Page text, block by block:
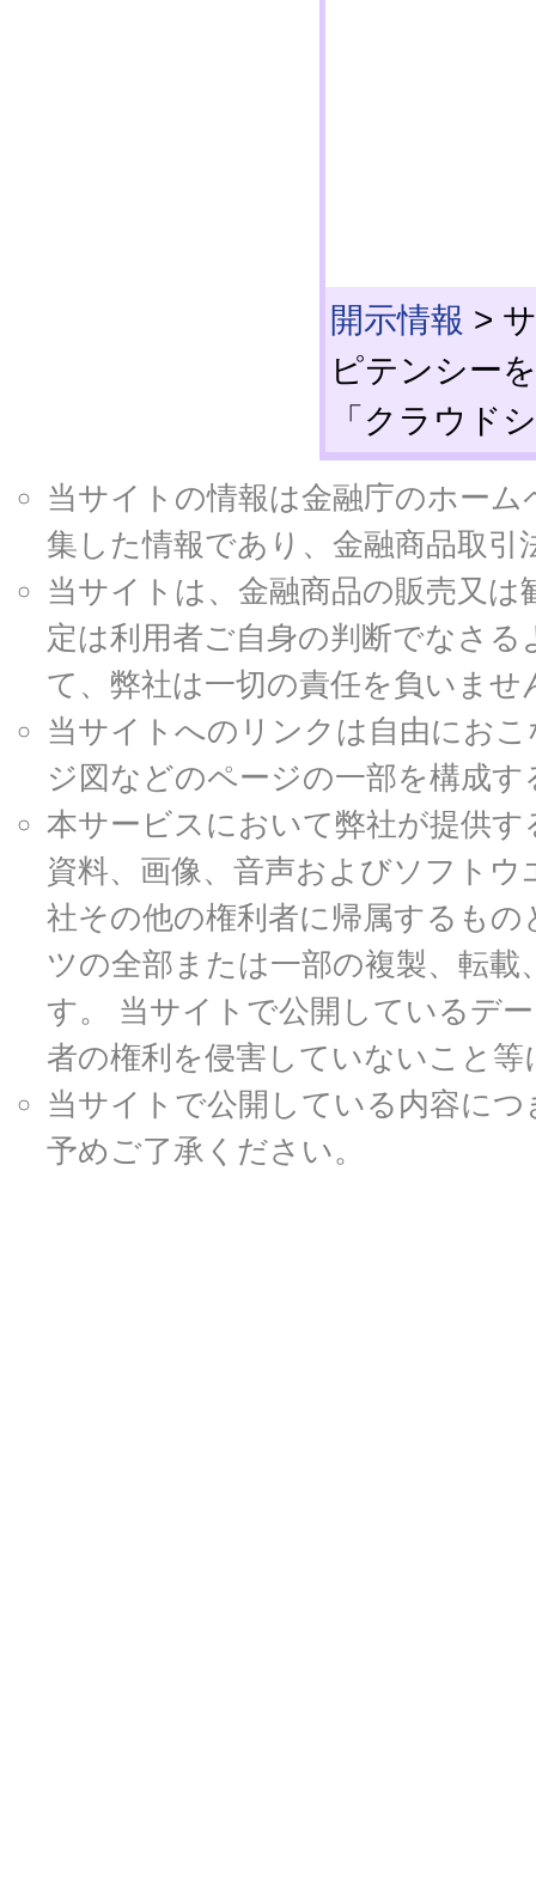
開示情報 >
ピテンシー
「クラウド
当サイトの情報は金融庁のホー
集した情報であり、金融商品取
当サイトは、金融商品の販売又
定は利用者ご自身の判断でなさ
て、弊社は一切の責任を負いませ
当サイトへのリンクは自由にお
ジ図などのページの一部を構成
本サービスにおいて弊社が提供
資料、画像、音声およびソフト
社その他の権利者に帰属するも
ツの全部または一部の複製、転
す。 当サイトで公開しているデ
者の権利を侵害していないこと
当サイトで公開している内容に
予めご了承ください。